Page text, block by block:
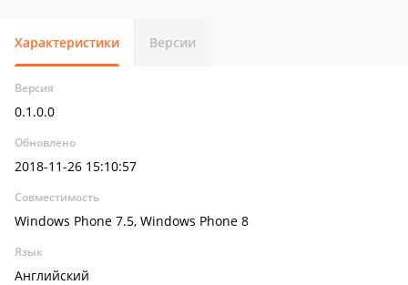
Характеристики Версии
Версия
0.1.0.0
Обновлено
2018-11-26 15:10:57
Совместимость
Windows Phone 7.5, Windows Phone 8
Язык
Английский